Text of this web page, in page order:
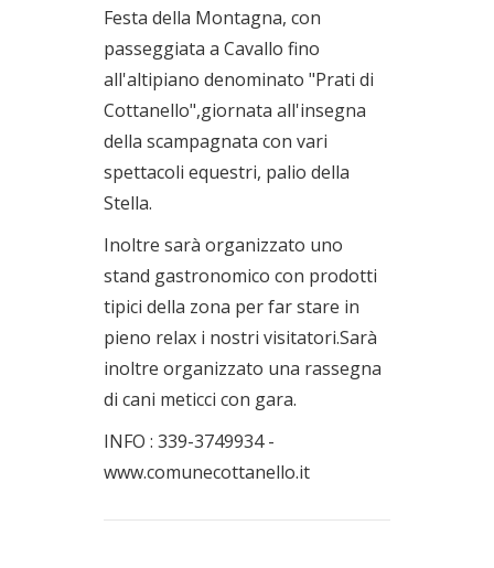
Festa della Montagna, con
passeggiata a Cavallo fino
all'altipiano denominato "Prati di
Cottanello",giornata all'insegna
della scampagnata con vari
spettacoli equestri, palio della
Stella.
Inoltre sarà organizzato uno
stand gastronomico con prodotti
tipici della zona per far stare in
pieno relax i nostri visitatori.Sarà
inoltre organizzato una rassegna
di cani meticci con gara.
INFO : 339-3749934 -
www.comunecottanello.it